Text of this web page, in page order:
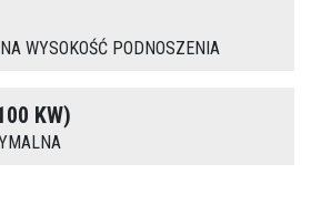
WYSOKOŚĆ PODNOSZENIA
KW)